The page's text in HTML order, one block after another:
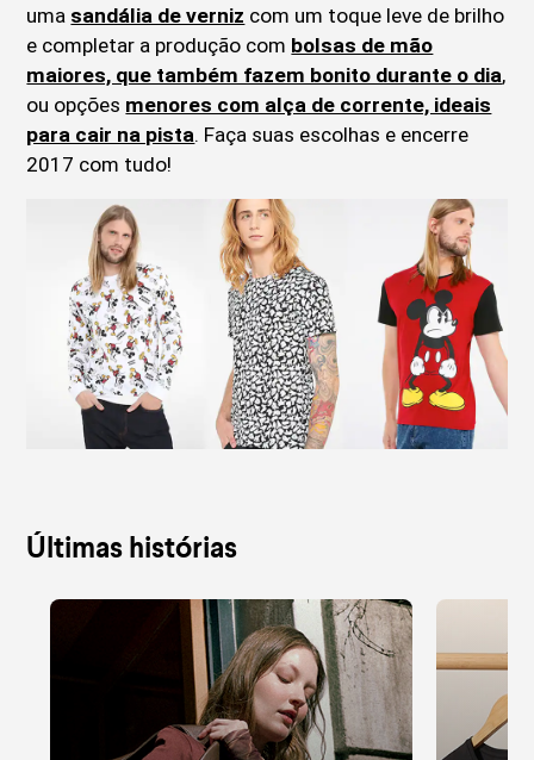
uma sandália de verniz com um toque leve de brilho
e completar a produção com bolsas de mão
maiores, que também fazem bonito durante o dia,
ou opções menores com alça de corrente, ideais
para cair na pista. Faça suas escolhas e encerre
2017 com tudo!
Últimas histórias